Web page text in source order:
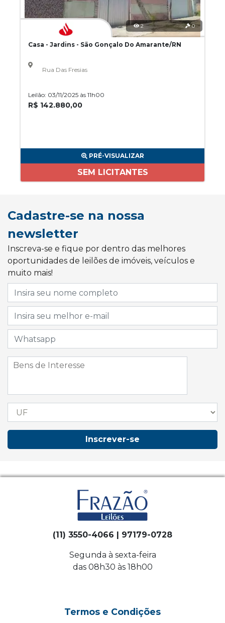
2 0
Casa - Jardins - São Gonçalo Do Amarante/RN
Rua Das Fresias
Leilão: 03/11/2025 às 11h00
R$ 142.880,00
PRÉ-VISUALIZAR
SEM LICITANTES
Cadastre-se na nossa
newsletter
Inscreva-se e fique por dentro das melhores
oportunidades de leilões de imóveis, veículos e
muito mais!
Inscrever-se
(11) 3550-4066 | 97179-0728
Segunda à sexta-feira
das 08h30 às 18h00
Termos e Condições